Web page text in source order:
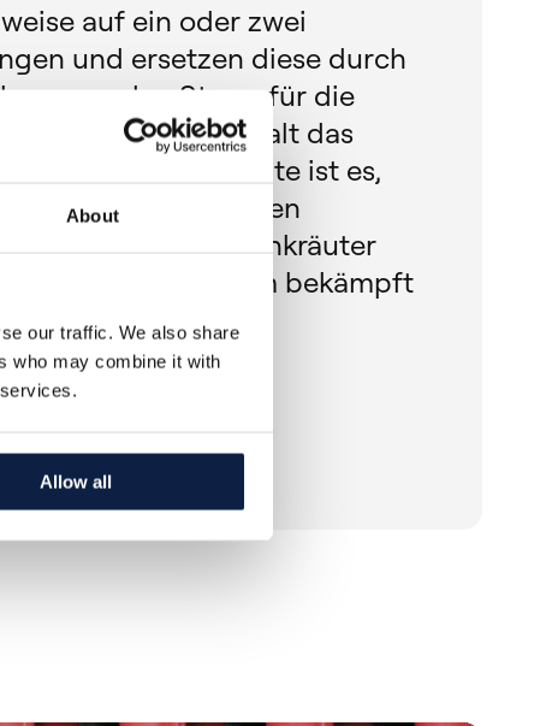
About
our traffic. We also share
who may combine it with
Allow all
auf ein oder zwei
und ersetzen diese durch
um den Stress für die
Früher galt das
Notmaßnahme; heute ist es,
nur noch sehr selten
problematischen Unkräuter
gezielt und wirksam bekämpft
Landwirt